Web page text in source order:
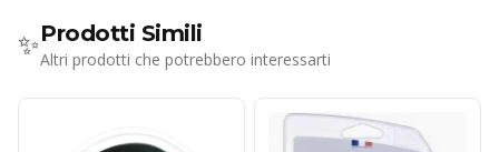
✨Prodotti Simili
Altri prodotti che potrebbero interessarti